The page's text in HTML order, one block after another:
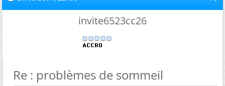
invite6523cc26
Re : problèmes de sommeil